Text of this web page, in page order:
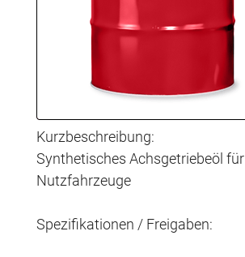
Kurzbeschreibung:
Synthetisches Achsgetriebeöl für
Nutzfahrzeuge
Spezifikationen / Freigaben: